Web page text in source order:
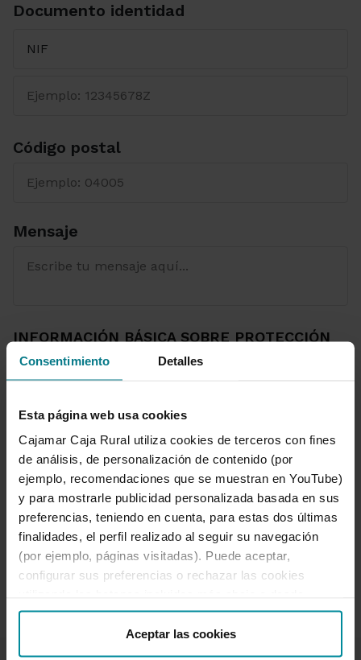
Consentimiento Detalles
Esta página web usa cookies
Cajamar Caja Rural utiliza cookies de terceros con fines
de análisis, de personalización de contenido (por
ejemplo, recomendaciones que se muestran en YouTube)
y para mostrarle publicidad personalizada basada en sus
preferencias, teniendo en cuenta, para estas dos últimas
finalidades, el perfil realizado al seguir su navegación
(por ejemplo, páginas visitadas). Puede aceptar,
configurar sus preferencias o rechazar las cookies
“Detalles”. También puede obtener más información, así
como cambiar el consentimiento en cualquier momento
desde nuestraPolítica de Cookies.
Aceptar las cookies
Documento identidad
Código postal
Mensaje
INFORMACIÓN BÁSICA SOBRE PROTECCIÓN
DE DATOS
Te informamos que tus datos serán tratados
de Crédito con la finalidad de gestionar tu
solicitud. Puedes encontrar información más
detallada sobre el ejercicio de derechos y sobre
el tratamiento de tus datos personales en la
Política de Protección de Datos
de nuestra
Web.
Enviar